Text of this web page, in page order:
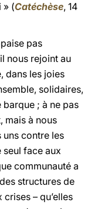
» (Catéchèse, 14
pas
nous rejoint au
dans les joies
solidaires,
; à ne pas
mais à nous
uns contre les
seul face aux
communauté a
structures de
– qu’elles